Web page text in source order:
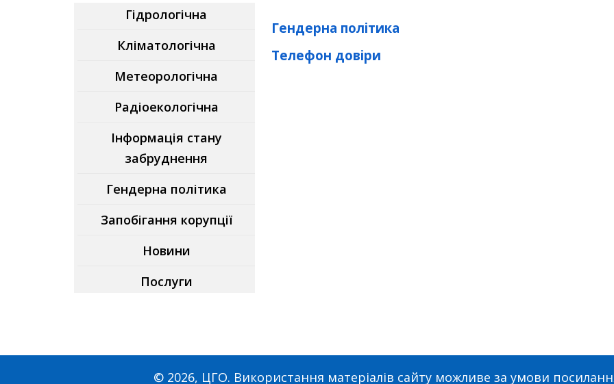
Гідрологічна
Кліматологічна
Метеорологічна
Радіоекологічна
Інформація стану
забруднення
Гендерна політика
Запобігання корупції
Новини
Послуги
Гендерна політика
Телефон довіри
© 2026, ЦГО. Використання матеріалів сайту можливе за умови